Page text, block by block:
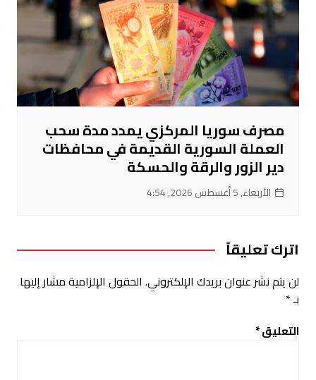
مصرف سوريا المركزي يمدد مدة سحب
العملة السورية القديمة في محافظات
دير الزور والرقة والحسكة
الأربعاء, 5 أغسطس 2026, 4:54
اترك تعليقاً
لن يتم نشر عنوان بريدك الإلكتروني. الحقول الإلزامية مشار إليها
بـ*
التعليق*